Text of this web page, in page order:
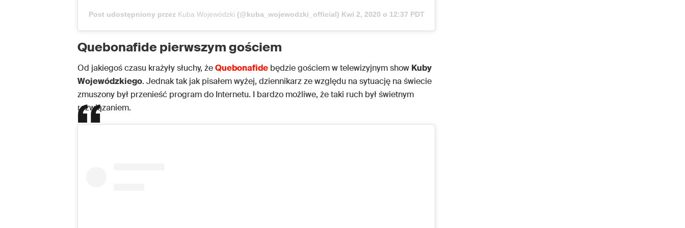
Post udostępniony przez Kuba Wojewódzki (@kuba_wojewodzki_official) Kwi 2, 2020 o 12:37 PDT
Quebonafide pierwszym gościem
Od jakiegoś czasu krażyły słuchy, żeQuebonafide będzie gościem w telewizyjnym show Kuby
Wojewódzkiego. Jednak tak jak pisałem wyżej, dziennikarz ze względu na sytuację na świecie
zmuszony był przenieść program do Internetu. I bardzo możliwe, że taki ruch był świetnym
rozwiązaniem.